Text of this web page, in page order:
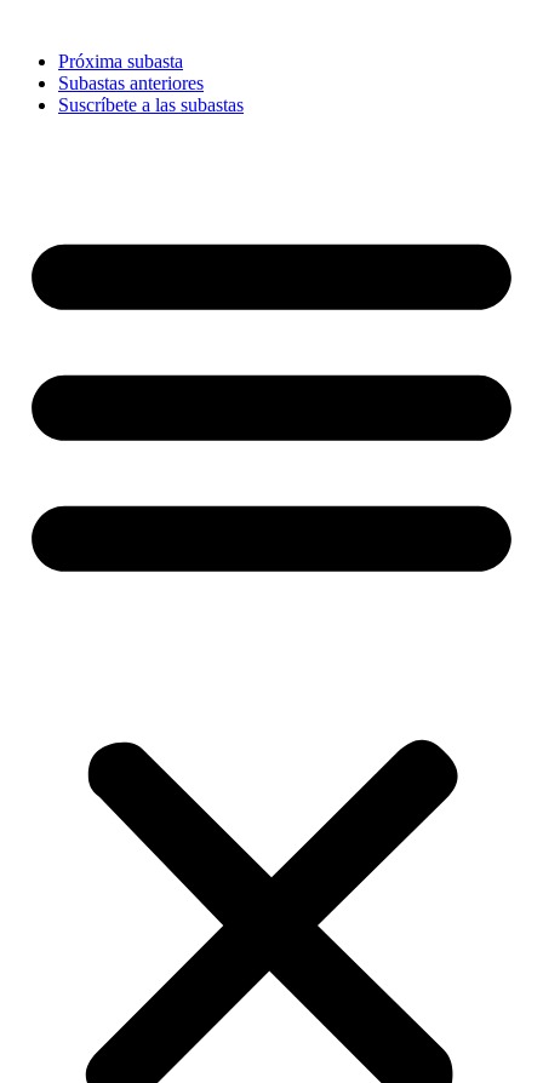
contenidoPróxima subasta
Subastas anteriores
Suscríbete a las subastas